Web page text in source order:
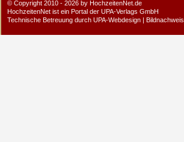
© Copyright 2010 - 2026 by HochzeitenNet.de
HochzeitenNet ist ein Portal der UPA-Verlags GmbH
Technische Betreuung durch UPA-Webdesign | Bildnachweis